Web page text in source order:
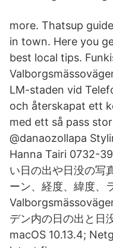
more. Thatsup
in town. Here you
best local tips.
LM-staden vid
och återskapat ett
med ett så pass
@danaozollapa
Hanna Tairi 0732-
い日の出や日没の写
ーン、経度、緯度、
デン内の日の出と日
macOS 10.13.4;